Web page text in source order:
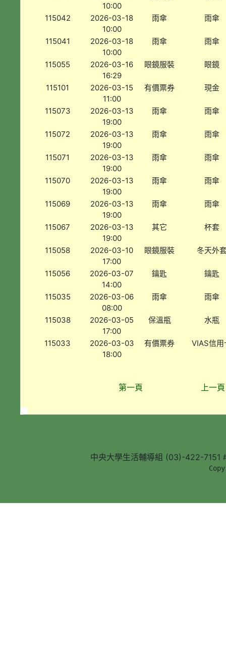
10:00
115042
2026-03-18
10:00
雨傘 雨傘
115041
2026-03-18
10:00
雨傘 雨傘
115055
2026-03-16
16:29
眼鏡服裝 眼鏡
115101
2026-03-15
11:00
有價票券 現金
115073
2026-03-13
19:00
雨傘 雨傘
115072
2026-03-13
19:00
雨傘 雨傘
115071
2026-03-13
19:00
雨傘 雨傘
115070
2026-03-13
19:00
雨傘 雨傘
115069
2026-03-13
19:00
雨傘 雨傘
115067
2026-03-13
19:00
其它 杯套
115058
2026-03-10
17:00
眼鏡服裝 冬天外
115056
2026-03-07
14:00
鑰匙 鑰匙
115035
2026-03-06
08:00
雨傘 雨傘
115038
2026-03-05
17:00
保溫瓶 水瓶
115033
2026-03-03
18:00
有價票券 VIAS信用
第一頁 上一頁
中央大學生活輔導組 (03)-422-7151